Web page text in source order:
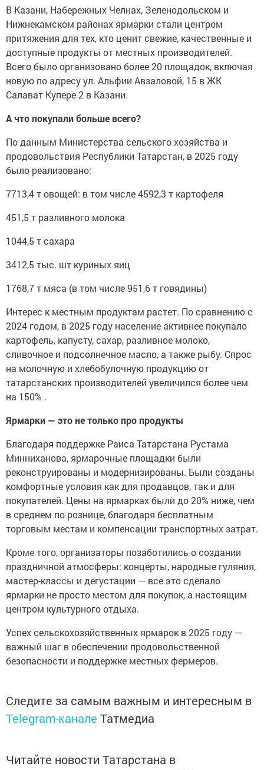
В Казани, Набережных Челнах, Зеленодольском и
Нижнекамском районах ярмарки стали центром
притяжения для тех, кто ценит свежие, качественные и
доступные продукты от местных производителей.
Всего было организовано более 20 площадок, включая
новую по адресу ул. Альфии Авзаловой, 15 в ЖК
Салават Купере 2 в Казани.
А что покупали больше всего?
По данным Министерства сельского хозяйства и
продовольствия Республики Татарстан, в 2025 году
было реализовано:
7713,4 т овощей: в том числе 4592,3 т картофеля
451,5 т разливного молока
1044,5 т сахара
3412,5 тыс. шт куриных яиц
1768,7 т мяса (в том числе 951,6 т говядины)
Интерес к местным продуктам растет. По сравнению с
2024 годом, в 2025 году население активнее покупало
картофель, капусту, сахар, разливное молоко,
сливочное и подсолнечное масло, а также рыбу. Спрос
на молочную и хлебобулочную продукцию от
татарстанских производителей увеличился более чем
на 150% .
Ярмарки — это не только про продукты
Благодаря поддержке Раиса Татарстана Рустама
Минниханова, ярмарочные площадки были
реконструированы и модернизированы. Были созданы
комфортные условия как для продавцов, так и для
покупателей. Цены на ярмарках были до 20% ниже, чем
в среднем по рознице, благодаря бесплатным
торговым местам и компенсации транспортных затрат.
Кроме того, организаторы позаботились о создании
праздничной атмосферы: концерты, народные гуляния,
мастер-классы и дегустации — все это сделало
ярмарки не просто местом для покупок, а настоящим
центром культурного отдыха.
Успех сельскохозяйственных ярмарок в 2025 году —
важный шаг в обеспечении продовольственной
безопасности и поддержке местных фермеров.
Следите за самым важным и интересным в
Telegram-канале Татмедиа
Читайте новости Татарстана в